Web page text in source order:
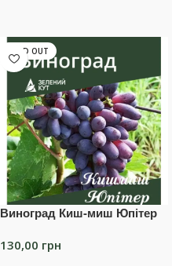
SOLD OUT
Виноград Киш-миш Юпітер
130,00 грн